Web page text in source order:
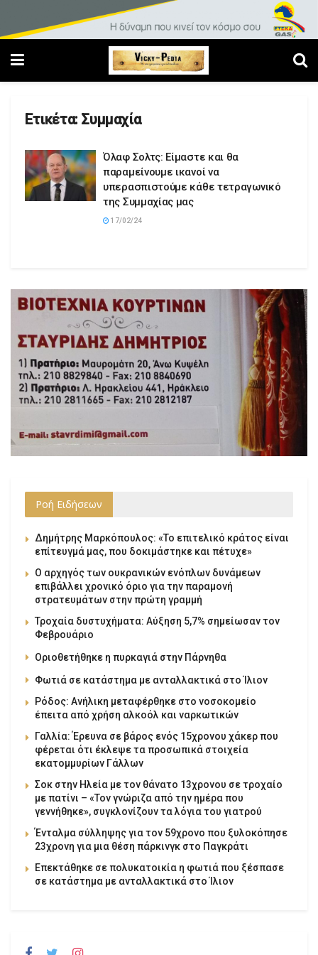
Ετικέτα: Συμμαχία
Όλαφ Σολτς: Είμαστε και θα
παραμείνουμε ικανοί να
υπερασπιστούμε κάθε τετραγωνικό
της Συμμαχίας μας
17/02/24
Ροή Ειδήσεων
Δημήτρης Μαρκόπουλος: «Το επιτελικό κράτος είναι
επίτευγμά μας, που δοκιμάστηκε και πέτυχε»
Ο αρχηγός των ουκρανικών ενόπλων δυνάμεων
επιβάλλει χρονικό όριο για την παραμονή
στρατευμάτων στην πρώτη γραμμή
Τροχαία δυστυχήματα: Αύξηση 5,7% σημείωσαν τον
Φεβρουάριο
Οριοθετήθηκε η πυρκαγιά στην Πάρνηθα
Φωτιά σε κατάστημα με ανταλλακτικά στο Ίλιον
Ρόδος: Ανήλικη μεταφέρθηκε στο νοσοκομείο
έπειτα από χρήση αλκοόλ και ναρκωτικών
Γαλλία: Έρευνα σε βάρος ενός 15χρονου χάκερ που
φέρεται ότι έκλεψε τα προσωπικά στοιχεία
εκατομμυρίων Γάλλων
Σοκ στην Ηλεία με τον θάνατο 13χρονου σε τροχαίο
με πατίνι – «Τον γνώριζα από την ημέρα που
γεννήθηκε», συγκλονίζουν τα λόγια του γιατρού
Ένταλμα σύλληψης για τον 59χρονο που ξυλοκόπησε
23χρονη για μια θέση πάρκινγκ στο Παγκράτι
Επεκτάθηκε σε πολυκατοικία η φωτιά που ξέσπασε
σε κατάστημα με ανταλλακτικά στο Ίλιον